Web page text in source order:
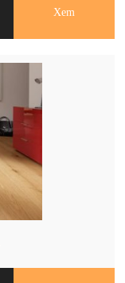
Xem